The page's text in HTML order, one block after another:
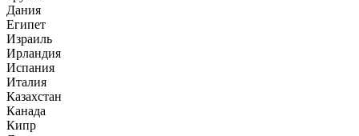
Дания
Египет
Израиль
Ирландия
Испания
Италия
Казахстан
Канада
Кипр